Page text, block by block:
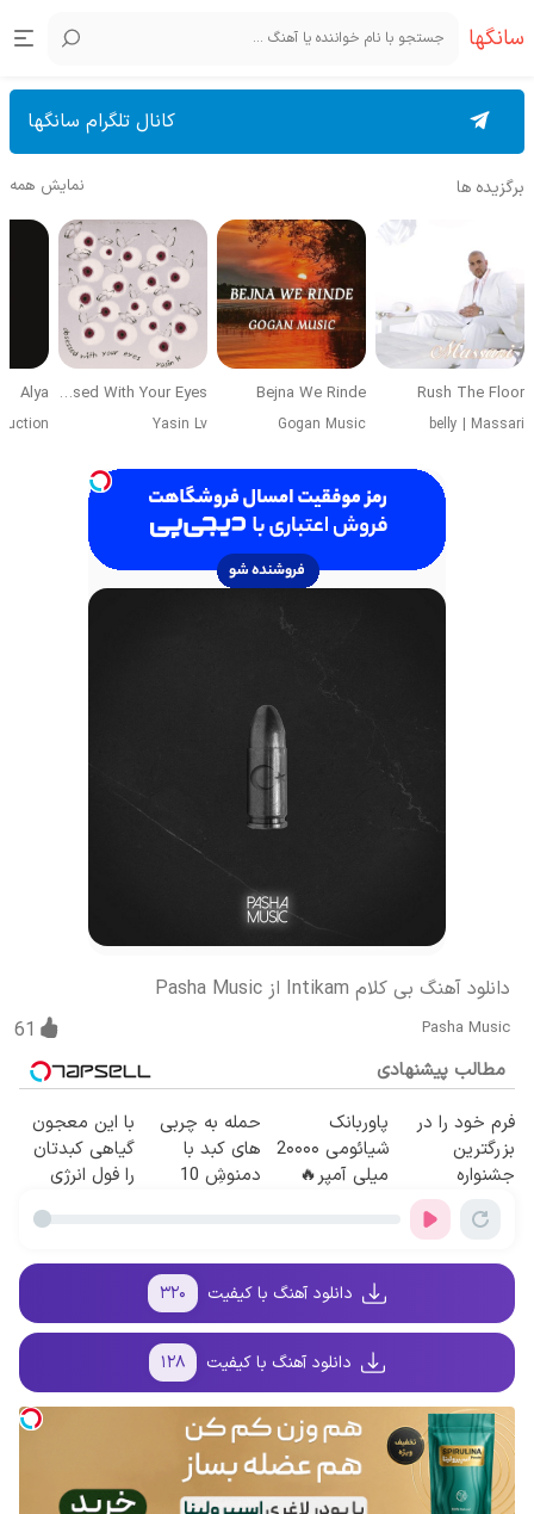
سانگها
کانال تلگرام سانگها
برگزیده ها نمایش همه
Rush The Floor
belly | Massari
Bejna We Rinde
Gogan Music
Obsessed With Your Eyes
Yasin Lv
Alya
دانلود آهنگ بی کلام Intikam از Pasha Music
Pasha Music
61
مطالب پیشنهادی
فرم خود را در
بزرگترین
جشنواره
ایمپلنت تهران
پر کنید ! | فقط
پاوربانک
شیائومی 2۰۰۰۰
میلی آمپر🔥
حمله به چربی
های کبد با
دمنوشِ 10
با این معجون
گیاهی کبدتان
را فول انرژی
دانلود آهنگ با کیفیت ۳۲۰
دانلود آهنگ با کیفیت ۱۲۸